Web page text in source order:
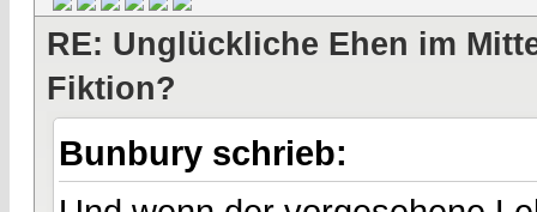
RE: Unglückliche Ehen im
Fiktion?
Bunbury schrieb: